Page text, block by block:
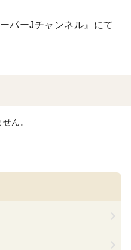
パーJチャンネル』にて
ん。